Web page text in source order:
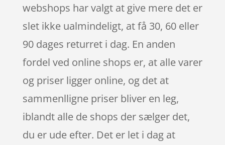
webshops har valgt at give mere det er
slet ikke ualmindeligt, at få 30, 60 eller
90 dages returret i dag. En anden
fordel ved online shops er, at alle varer
og priser ligger online, og det at
sammenlligne priser bliver en leg,
iblandt alle de shops der sælger det,
du er ude efter. Det er let i dag at